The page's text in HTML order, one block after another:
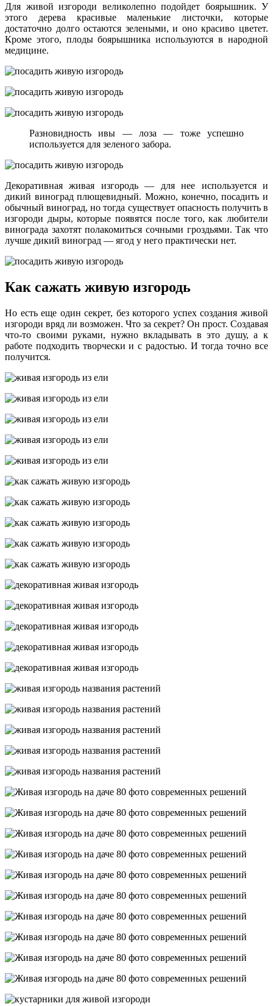
Для живой изгороди великолепно подойдет боярышник. У
этого дерева красивые маленькие листочки, которые
достаточно долго остаются зелеными, и оно красиво цветет.
Кроме этого, плоды боярышника используются в народной
медицине.
Разновидность ивы — лоза — тоже успешно
используется для зеленого забора.
Декоративная живая изгородь — для нее используется и
дикий виноград плющевидный. Можно, конечно, посадить и
обычный виноград, но тогда существует опасность получить в
изгороди дыры, которые появятся после того, как любители
винограда захотят полакомиться сочными гроздьями. Так что
лучше дикий виноград — ягод у него практически нет.
Как сажать живую изгородь
Но есть еще один секрет, без которого успех создания живой
изгороди вряд ли возможен. Что за секрет? Он прост. Создавая
что-то своими руками, нужно вкладывать в это душу, а к
работе подходить творчески и с радостью. И тогда точно все
получится.